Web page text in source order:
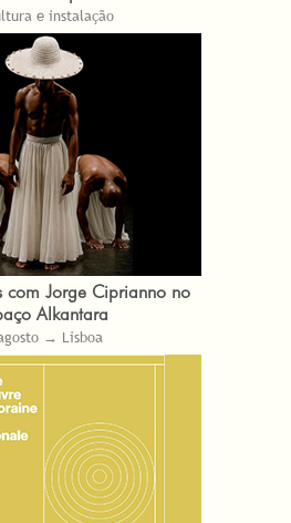
e instalação
com Jorge Ciprianno no
Alkantara
→ Lisboa